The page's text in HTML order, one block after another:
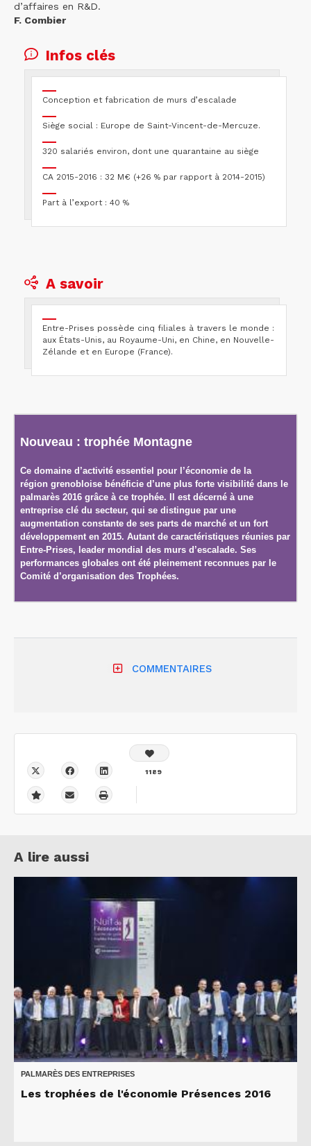
d’affaires en R&D.
F. Combier
Infos clés
Conception et fabrication de murs d’escalade
Siège social : Europe de Saint-Vincent-de-Mercuze.
320 salariés environ, dont une quarantaine au siège
CA 2015-2016 : 32 M€ (+26 % par rapport à 2014-2015)
Part à l’export : 40 %
A savoir
Entre-Prises possède cinq filiales à travers le monde :
aux États-Unis, au Royaume-Uni, en Chine, en Nouvelle-
Zélande et en Europe (France).
Nouveau : trophée Montagne
Ce domaine d’activité essentiel pour l’économie de la
région grenobloise bénéficie d’une plus forte visibilité dans le
palmarès 2016 grâce à ce trophée. Il est décerné à une
entreprise clé du secteur, qui se distingue par une
augmentation constante de ses parts de marché et un fort
développement en 2015. Autant de caractéristiques réunies par
Entre-Prises, leader mondial des murs d’escalade. Ses
performances globales ont été pleinement reconnues par le
Comité d’organisation des Trophées.
COMMENTAIRES
1189
A lire aussi
PALMARÈS DES ENTREPRISES
Les trophées de l'économie Présences 2016